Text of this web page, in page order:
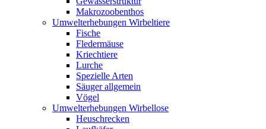
Makrozoobenthos
Umwelterhebungen Wirbeltiere
Fische
Fledermäuse
Kriechtiere
Lurche
Spezielle Arten
Säuger allgemein
Vögel
Umwelterhebungen Wirbellose
Heuschrecken